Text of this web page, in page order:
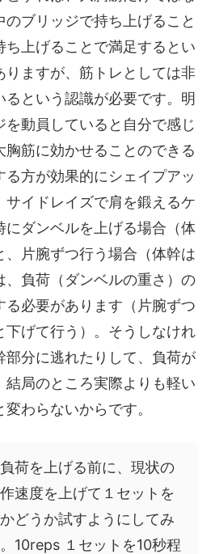
のブリッジで持ち上げること
ち上げることで満足するとい
りますが、筋トレとしては非
という認識が必要です。明
を動員していると自分で感じ
胸筋に効かせることのできる
る方が効果的にシェイプアッ
サイドレイズで肩を鍛えるケ
にダンベルを上げる場合（体
片腕ずつ行う場合（体幹は
、負荷（ダンベルの重さ）の
る必要があります（片腕ずつ
下げて行う）。そうしなけれ
部分に逃れたりして、負荷が
局のところ実際よりも軽い
わらないからです。
荷を上げる前に、現状の
速度を上げて１セットを
どうか試すようにしてみ
10reps １セットを10秒程